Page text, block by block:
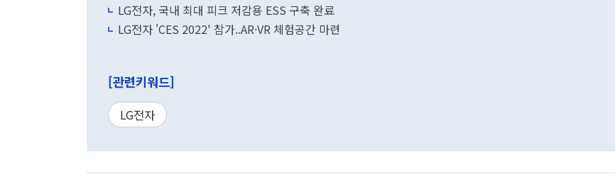
LG전자, 국내 최대 피크 저감용 ESS 구축 완료
LG전자 'CES 2022' 참가..AR·VR 체험공간 마련
[관련키워드]
LG전자